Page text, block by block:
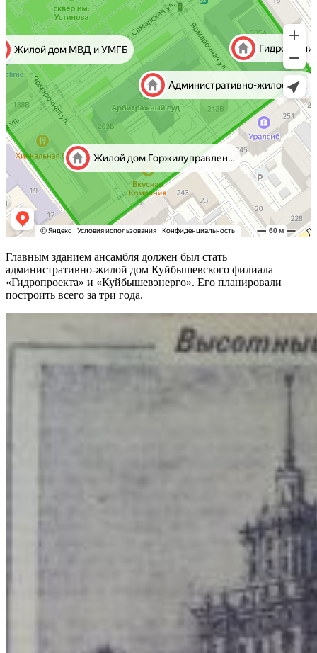
Главным зданием ансамбля должен был стать
административно-жилой дом Куйбышевского филиала
«Гидропроекта» и «Куйбышевэнерго». Его планировали
построить всего за три года.